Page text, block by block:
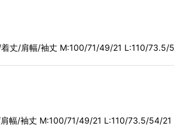
丈/肩幅/袖丈 M:100/71/49/21 L:110/
幅/袖丈 M:100/71/49/21 L:110/73.5/54/